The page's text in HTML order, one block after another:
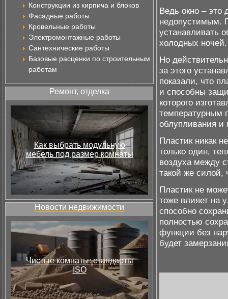
Конструкции из кирпича и блоков
Фасадные работы
Кровельные работы
Электромонтажные работы
Сантехнические работы
Базовые расценки по строительным
работам
Ремонт, отделка
Как выбрать модульную
мебель под размер комнаты
Новости недвижимости
Чистые комнаты: стандарты
ISO
Ведь окно – это
недопустимым.
устанавливать
холодных ночей.
Но
за этого
показали, что
и способны
которого
температурным
облупливания и
Пластик никак
только один,
воздуха между
такой же силой,
Пластик не
тоже влияет на
способно
полностью
функции без
будет